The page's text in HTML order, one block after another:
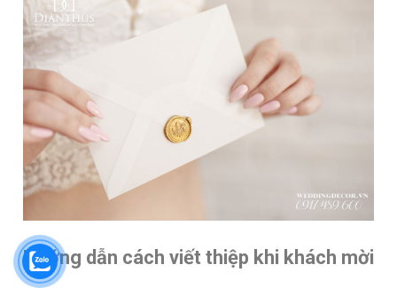
Hướng dẫn cách viết thiệp khi khách mời